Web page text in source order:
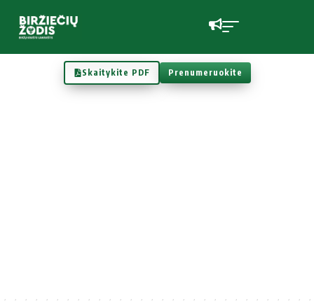
Skaitykite PDF Prenumeruokite